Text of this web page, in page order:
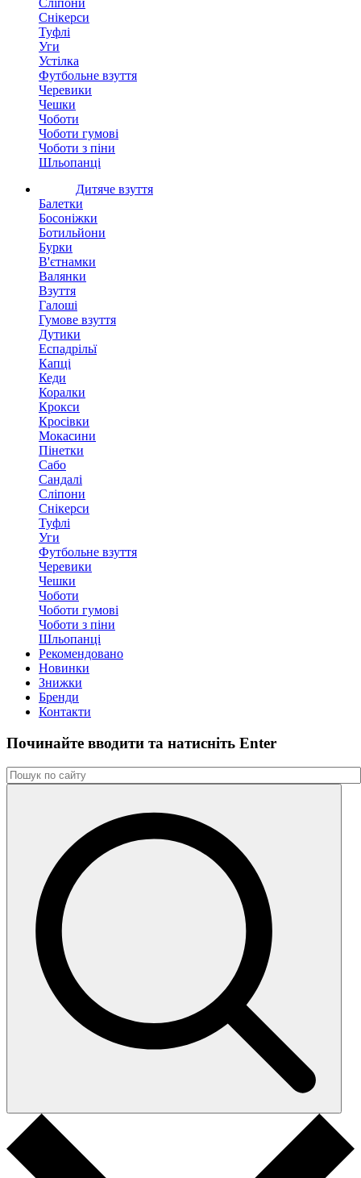
Сліпони
Снікерси
Туфлі
Уги
Устілка
Футбольне взуття
Черевики
Чешки
Чоботи
Чоботи гумові
Чоботи з піни
Шльопанці
Дитяче взуття
Балетки
Босоніжки
Ботильйони
Бурки
В'єтнамки
Валянки
Взуття
Галоші
Гумове взуття
Дутики
Еспадрільї
Капці
Кеди
Коралки
Крокси
Кросівки
Мокасини
Пінетки
Сабо
Сандалі
Сліпони
Снікерси
Туфлі
Уги
Футбольне взуття
Черевики
Чешки
Чоботи
Чоботи гумові
Чоботи з піни
Шльопанці
Рекомендовано
Новинки
Знижки
Бренди
Контакти
Починайте вводити та натиснiть Enter